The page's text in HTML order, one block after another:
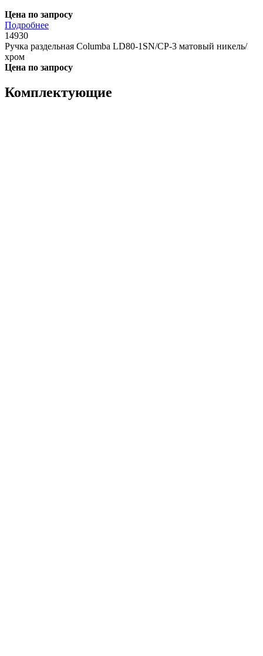
Цена по запросу
Подробнее
14930
Ручка раздельная Columba LD80-1SN/CP-3 матовый никель/
хром
Цена по запросу
Комплектующие